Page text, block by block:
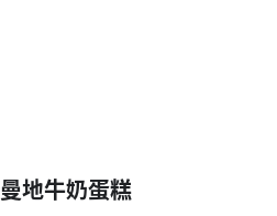
地牛奶蛋糕